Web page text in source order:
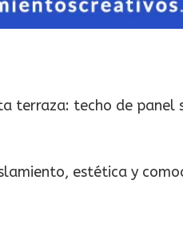
terraza: techo de
estética y